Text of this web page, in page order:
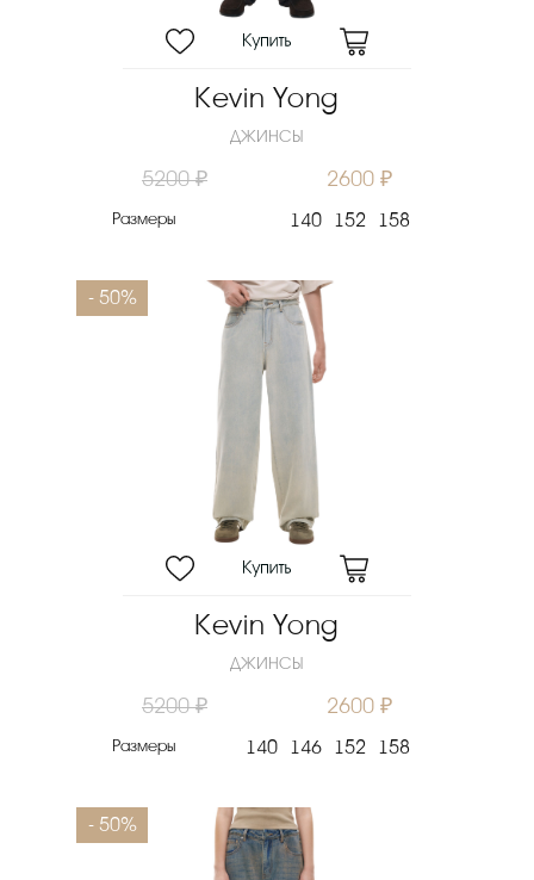
Kevin Yong
ДЖИНСЫ
5200 ₽ 2600 ₽
Размеры 140 152 158
- 50%
Kevin Yong
ДЖИНСЫ
5200 ₽ 2600 ₽
Размеры 140 146 152 158
- 50%